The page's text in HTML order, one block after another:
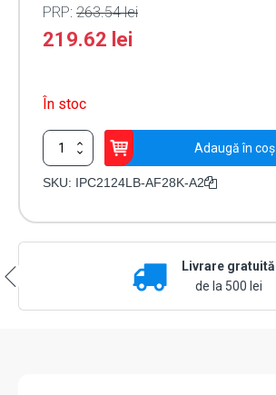
PRP: 263.54lei
219.62 lei
În stoc
Cantitate
Camera
IP
Adaugă în coș
SKU: IPC2124LB-AF28K-A2
Livrare gratuită
de la 500 lei